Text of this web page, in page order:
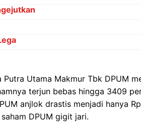
Utama Makmur Tbk DPUM
terjun bebas hingga 3409
anjlok drastis menjadi hanya
DPUM gigit jari.